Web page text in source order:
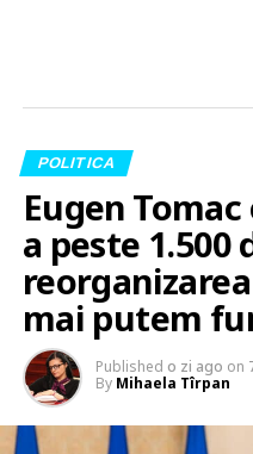
POLITICA
Eugen
a peste 1.500
mai putem
Published o zi ago on
By Mihaela Tîrpan